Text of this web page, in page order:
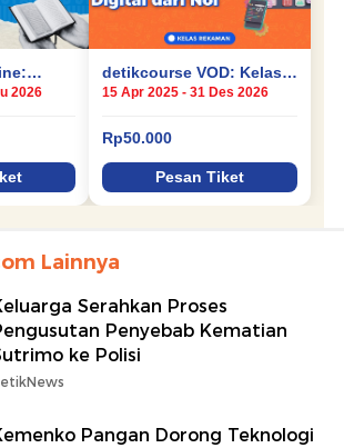
Lainnya
Serahkan Proses
Penyebab Kematian
ke Polisi
Pangan Dorong Teknologi